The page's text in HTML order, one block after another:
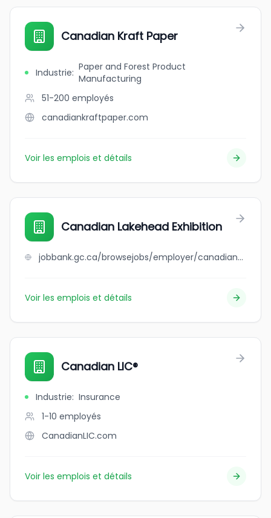
Canadian Kraft Paper
Industrie: Paper and Forest Product
Manufacturing
51-200 employés
canadiankraftpaper.com
Voir les emplois et détails
Canadian Lakehead Exhibition
jobbank.gc.ca/browsejobs/employer/canadian+lakehead+exhibition/ca
Voir les emplois et détails
Canadian LIC®
Industrie: Insurance
1-10 employés
CanadianLIC.com
Voir les emplois et détails